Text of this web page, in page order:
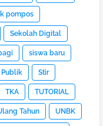
pompos
Sekolah Digital
siswa baru
Publik Stir
TKA TUTORIAL
Tahun UNBK